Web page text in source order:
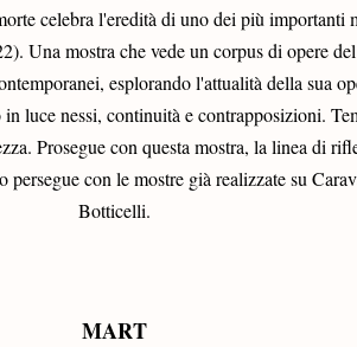
celebra l'eredità di uno dei più importanti
Una mostra che vede un corpus di opere
esplorando l'attualità della sua
luce nessi, continuità e contrapposizioni.
Prosegue con questa mostra, la linea di
persegue con le mostre già realizzate su
Botticelli.
MART